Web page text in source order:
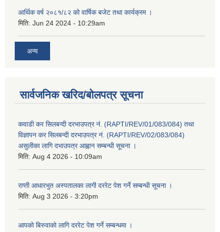
आर्थिक वर्ष २०८१/८२ को वार्षिक बजेट तथा कार्यक्रम ।
मिति: Jun 24 2024 - 10:29am
अन्य
सार्वजनिक खरिद/बोलपत्र सूचना
कवाडी कर सिलबन्दी दरभाउपत्र नं. (RAPTI/REV/01/083/084) तथा
विज्ञापन कर सिलबन्दी दरभाउपत्र नं. (RAPTI/REV/02/083/084)
असुलीका लागि दभाउपत्र आह्वान सम्बन्धी सूचना ।
मिति: Aug 4 2026 - 10:09am
राप्ती आधारभुत अस्पतालका लागी दररेट पेश गर्ने सम्बन्धी सूचना ।
मिति: Aug 3 2026 - 3:20pm
आपकाे बिरुवाकाे लागि दररेट पेश गर्ने सम्बन्धमा ।